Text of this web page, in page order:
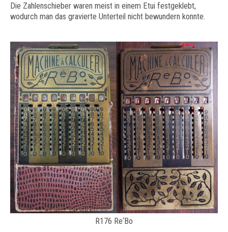
Die Zahlenschieber waren meist in einem Etui festgeklebt,
wodurch man das gravierte Unterteil nicht bewundern konnte.
R176 Re‘Bo